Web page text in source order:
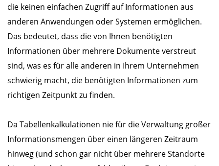
die keinen einfachen Zugriff auf Informationen aus
anderen Anwendungen oder Systemen ermöglichen.
Das bedeutet, dass die von Ihnen benötigten
Informationen über mehrere Dokumente verstreut
sind, was es für alle anderen in Ihrem Unternehmen
schwierig macht, die benötigten Informationen zum
richtigen Zeitpunkt zu finden.
Da Tabellenkalkulationen nie für die Verwaltung großer
Informationsmengen über einen längeren Zeitraum
hinweg (und schon gar nicht über mehrere Standorte